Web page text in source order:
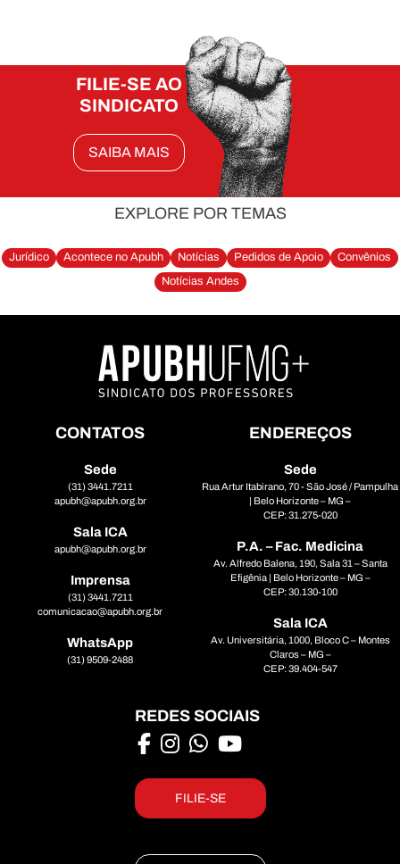
FILIE-SE AO
SINDICATO
SAIBA MAIS
EXPLORE POR TEMAS
Jurídico Acontece no Apubh Notícias Pedidos de Apoio
Convênios
Notícias Andes
CONTATOS
Sede
(31) 3441.7211
apubh@apubh.org.br
Sala ICA
apubh@apubh.org.br
Imprensa
(31) 3441.7211
comunicacao@apubh.org.br
WhatsApp
(31) 9509-2488
ENDEREÇOS
Sede
Rua Artur Itabirano, 70 - São José / Pampulha
| Belo Horizonte – MG –
CEP: 31.275-020
P.A. – Fac. Medicina
Av. Alfredo Balena, 190, Sala 31 – Santa
Efigênia | Belo Horizonte – MG –
CEP: 30.130-100
Sala ICA
Av. Universitária, 1000, Bloco C – Montes
Claros – MG –
CEP: 39.404-547
REDES SOCIAIS
FILIE-SE